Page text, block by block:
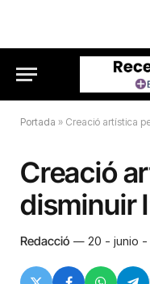
Portada » Creació artística
Creació
disminuir
Redacció 20 - junio -